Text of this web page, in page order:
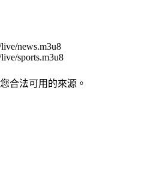
news.m3u8
sports.m3u8
合法可用的來源。